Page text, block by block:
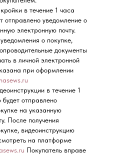
в течение 1 часа
отправлено уведомление о
электронную почту.
о покупке,
документы
в личной электронной
при оформлении
в течение 1
отправлено
на указанную
После получения
видеоинструкцию
на платформе
Покупатель вправе